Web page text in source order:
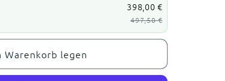
398,00 €
497,50 €
Warenkorb legen